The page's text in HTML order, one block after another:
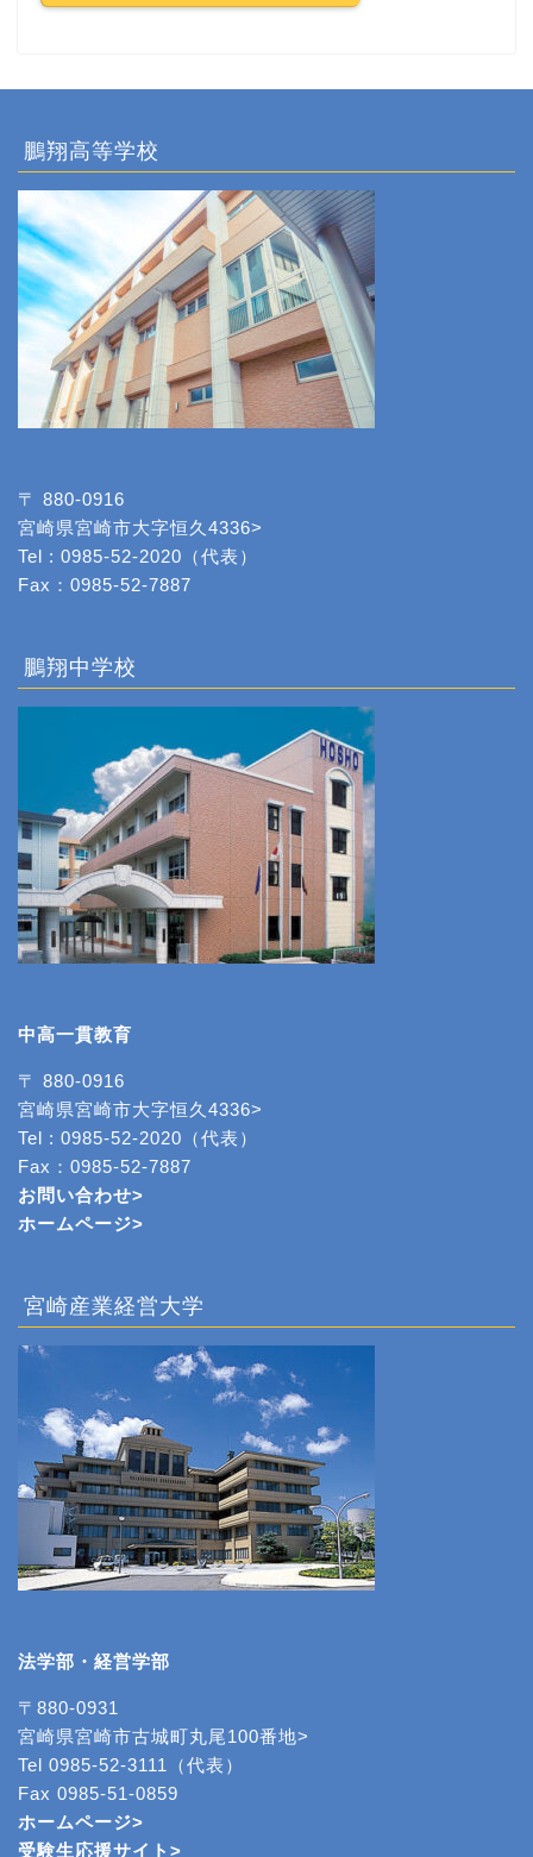
鵬翔高等学校
〒 880-0916
宮崎県宮崎市大字恒久4336>
Tel : 0985-52-2020（代表）
Fax：0985-52-7887
鵬翔中学校
中高一貫教育
〒 880-0916
宮崎県宮崎市大字恒久4336>
Tel : 0985-52-2020（代表）
Fax：0985-52-7887
お問い合わせ>
ホームページ>
宮崎産業経営大学
法学部・経営学部
〒880-0931
宮崎県宮崎市古城町丸尾100番地>
Tel 0985-52-3111（代表）
Fax 0985-51-0859
ホームページ>
受験生応援サイト>